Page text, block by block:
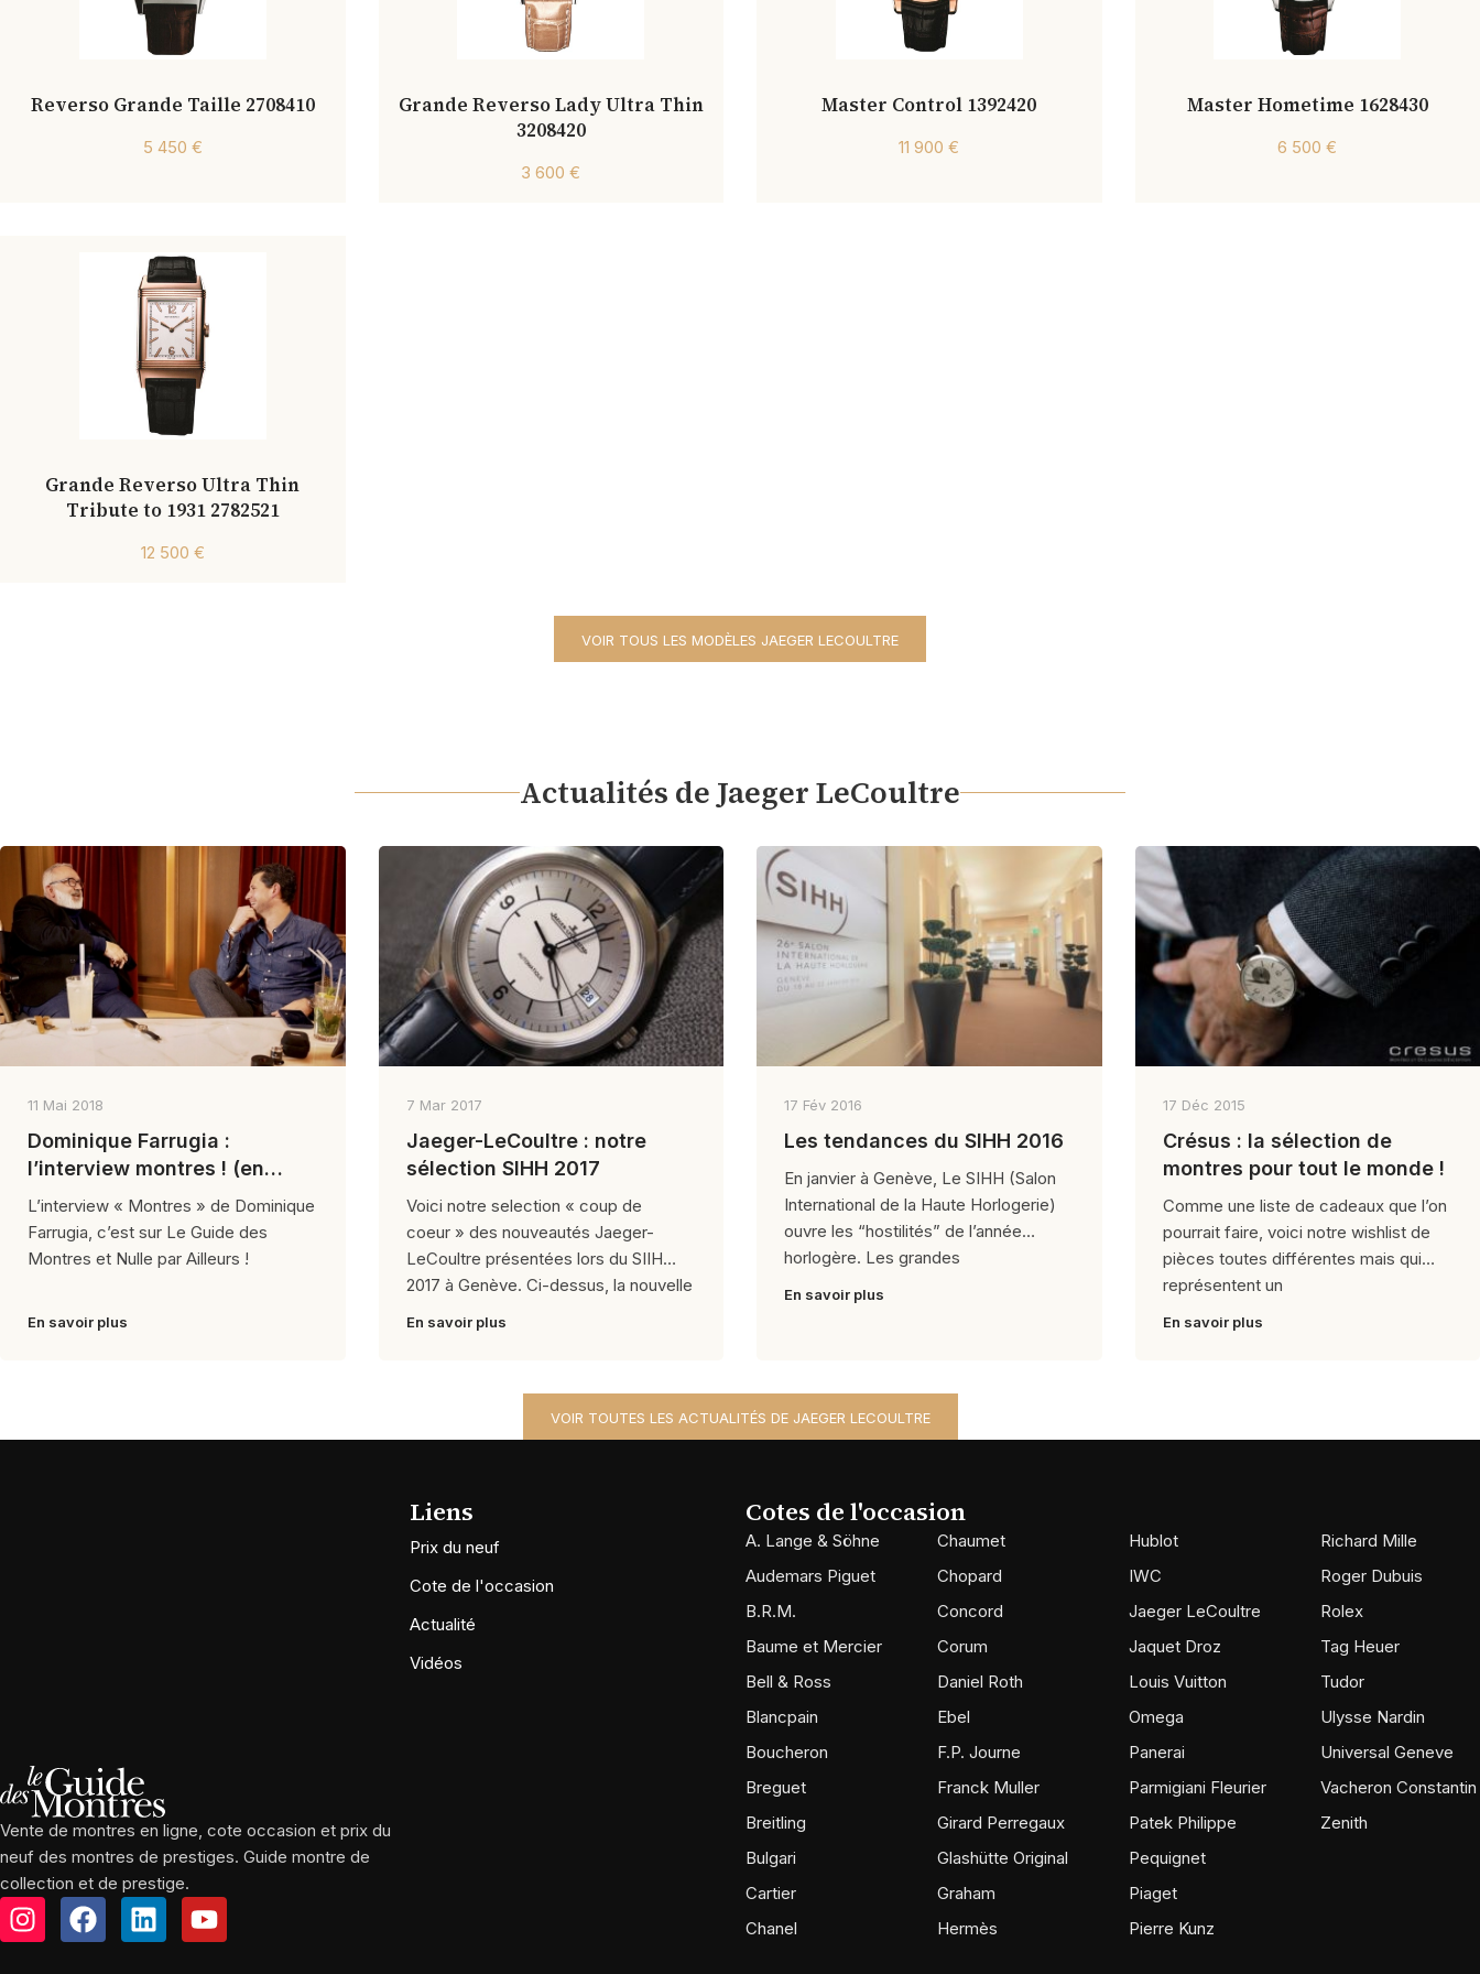
Reverso Grande Taille 2708410
5 450 €
Grande Reverso Lady Ultra Thin
3208420
3 600 €
Master Control 1392420
11 900 €
Master Hometime 1628430
6 500 €
Grande Reverso Ultra Thin
Tribute to 1931 2782521
12 500 €
VOIR TOUS LES MODÈLES JAEGER LECOULTRE
Actualités de Jaeger LeCoultre
11 Mai 2018
Dominique Farrugia :
l’interview montres ! (en
intégrule)
L’interview « Montres » de Dominique
Farrugia, c’est sur Le Guide des
Montres et Nulle par Ailleurs !
En savoir plus
7 Mar 2017
Jaeger-LeCoultre : notre
sélection SIHH 2017
Voici notre selection « coup de
coeur » des nouveautés Jaeger-
LeCoultre présentées lors du SIIH
2017 à Genève. Ci-dessus, la nouvelle
En savoir plus
17 Fév 2016
Les tendances du SIHH 2016
En janvier à Genève, Le SIHH (Salon
International de la Haute Horlogerie)
ouvre les “hostilités” de l’année
horlogère. Les grandes
En savoir plus
17 Déc 2015
Crésus : la sélection de
montres pour tout le monde !
Comme une liste de cadeaux que l’on
pourrait faire, voici notre wishlist de
pièces toutes différentes mais qui
représentent un
En savoir plus
VOIR TOUTES LES ACTUALITÉS DE JAEGER LECOULTRE
Vente de montres en ligne, cote occasion et prix du
neuf des montres de prestiges. Guide montre de
collection et de prestige.
Liens
Prix du neuf
Cote de l'occasion
Actualité
Vidéos
Cotes de l'occasion
A. Lange & Söhne
Audemars Piguet
B.R.M.
Baume et Mercier
Bell & Ross
Blancpain
Boucheron
Breguet
Breitling
Bulgari
Cartier
Chanel
Chaumet
Chopard
Concord
Corum
Daniel Roth
Ebel
F.P. Journe
Franck Muller
Girard Perregaux
Glashütte Original
Graham
Hermès
Hublot
IWC
Jaeger LeCoultre
Jaquet Droz
Louis Vuitton
Omega
Panerai
Parmigiani Fleurier
Patek Philippe
Pequignet
Piaget
Pierre Kunz
Richard Mille
Roger Dubuis
Rolex
Tag Heuer
Tudor
Ulysse Nardin
Universal Geneve
Vacheron Constantin
Zenith